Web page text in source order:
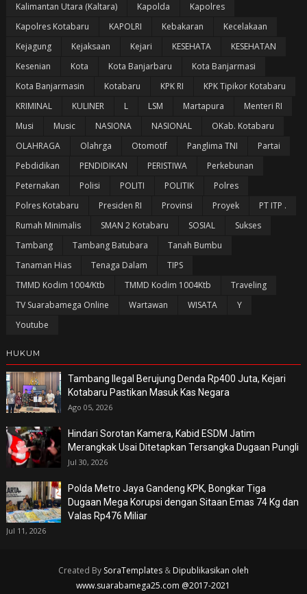
Kalimantan Utara (Kaltara)
Kapolda
Kapolres
Kapolres Kotabaru
KAPOLRI Kebakaran
Kecelakaan
Kejagung
Kejaksaan Kejari KESEHATA
KESEHATAN
Kesenian
Kota Kota Banjarbaru
Kota Banjarmasi
Kota Banjarmasin
Kotabaru KPK RI
KPK Tipikor Kotabaru
KRIMINAL
KULINER L LSM Martapura
Menteri RI
Musi
Music NASIONA NASIONAL
OKab. Kotabaru
OLAHRAGA
Olahrga Otomotif Panglima TNI
Partai
Pebdidikan
PENDIDIKAN PERISTIWA
Perkebunan
Peternakan
Polisi POLITI POLITIK
Polres
Polres Kotabaru
Presiden RI Provinsi Proyek
PT ITP .
Rumah Minimalis
SMAN 2 Kotabaru SOSIAL
Sukses
Tambang
Tambang Batubara
Tanah Bumbu
Tanaman Hias
Tenaga Dalam
TIPS
TMMD Kodim 1004/Ktb
TMMD Kodim 1004Ktb
Traveling
TV Suarabamega Online
Wartawan WISATA
Y
Youtube
HUKUM
Tambang Ilegal Berujung Denda Rp400 Juta, Kejari
Kotabaru Pastikan Masuk Kas Negara
Ago 05, 2026
Hindari Sorotan Kamera, Kabid ESDM Jatim
Merangkak Usai Ditetapkan Tersangka Dugaan Pungli
Jul 30, 2026
Polda Metro Jaya Gandeng KPK, Bongkar Tiga
Dugaan Mega Korupsi dengan Sitaan Emas 74 Kg dan
Valas Rp476 Miliar
Jul 11, 2026
Created By SoraTemplates& Dipublikasikan oleh
www.suarabamega25.com @2017-2021